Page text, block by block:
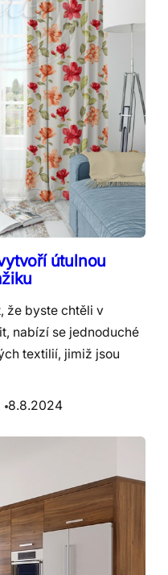
útulnou
že byste chtěli v
nabízí se jednoduché
textilií, jimiž jsou
8.8.2024